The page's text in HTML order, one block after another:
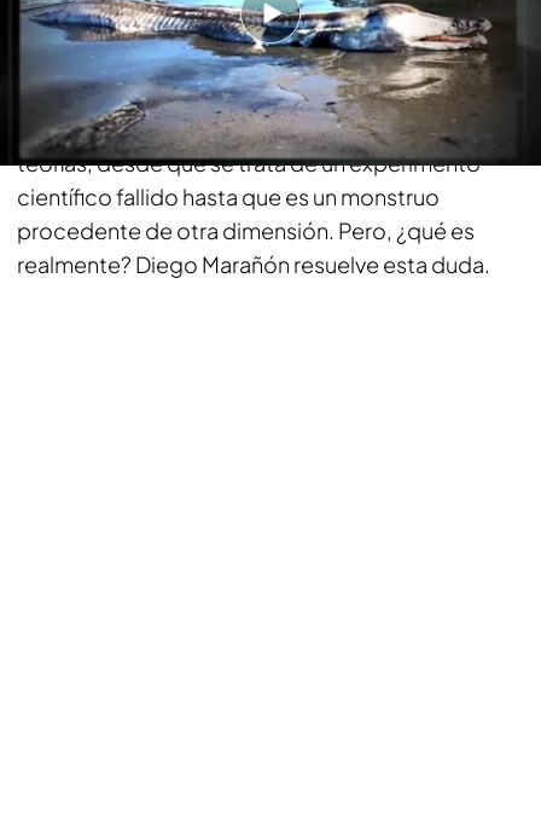
Compartir
En la costa australiana han fotografiado un extraño
monstruo marino que ha suscitado todo tipo de
teorías, desde que se trata de un experimento
científico fallido hasta que es un monstruo
procedente de otra dimensión. Pero, ¿qué es
realmente? Diego Marañón resuelve esta duda.